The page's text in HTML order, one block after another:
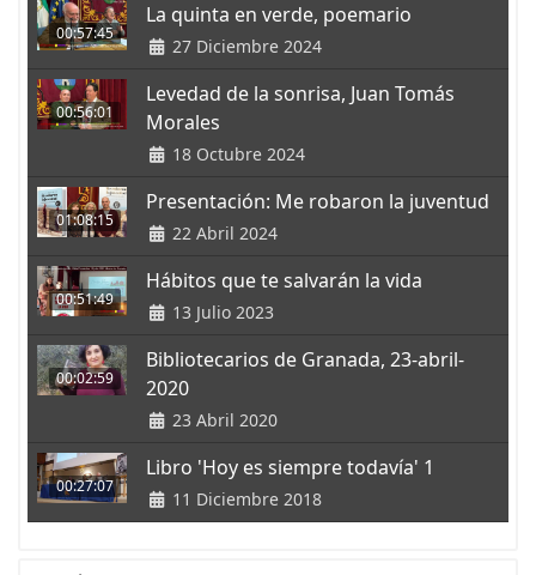
00:57:45
La quinta en verde, poemario
27 Diciembre 2024
00:56:01
Levedad de la sonrisa, Juan Tomás
Morales
18 Octubre 2024
01:08:15
Presentación: Me robaron la juventud
22 Abril 2024
00:51:49
Hábitos que te salvarán la vida
13 Julio 2023
00:02:59
Bibliotecarios de Granada, 23-abril-
2020
23 Abril 2020
00:27:07
Libro 'Hoy es siempre todavía' 1
11 Diciembre 2018